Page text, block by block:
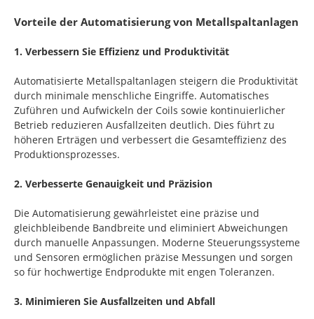
Vorteile der Automatisierung von Metallspaltanlagen
1. Verbessern Sie Effizienz und Produktivität
Automatisierte Metallspaltanlagen steigern die Produktivität
durch minimale menschliche Eingriffe. Automatisches
Zuführen und Aufwickeln der Coils sowie kontinuierlicher
Betrieb reduzieren Ausfallzeiten deutlich. Dies führt zu
höheren Erträgen und verbessert die Gesamteffizienz des
Produktionsprozesses.
2. Verbesserte Genauigkeit und Präzision
Die Automatisierung gewährleistet eine präzise und
gleichbleibende Bandbreite und eliminiert Abweichungen
durch manuelle Anpassungen. Moderne Steuerungssysteme
und Sensoren ermöglichen präzise Messungen und sorgen
so für hochwertige Endprodukte mit engen Toleranzen.
3. Minimieren Sie Ausfallzeiten und Abfall